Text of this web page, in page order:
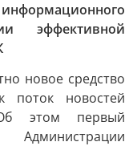
эффективной
новое средство
поток новостей
Об этом первый